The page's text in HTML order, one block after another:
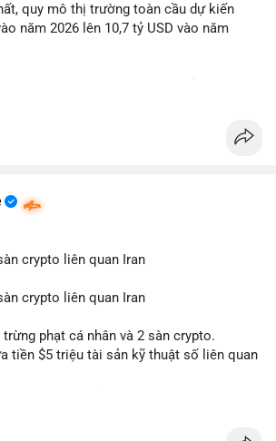
tư nhỏ lẻ nên quan sát thêm 2-4 giờ sau
nhận, tránh hành động theo cảm xúc.
trong giai đoạn biến động mạnh.
quy mô thị trường toàn cầu dự kiến
năm 2026 lên 10,7 tỷ USD vào năm
tượng lên tới 20,2%.
sự tăng trưởng vượt bậc này? Hãy cùng
crypto liên quan Iran
crypto liên quan Iran
trừng phạt cá nhân và 2 sàn crypto.
tiền $5 triệu tài sản kỹ thuật số liên quan
thị trường crypto, tăng áp lực pháp lý.